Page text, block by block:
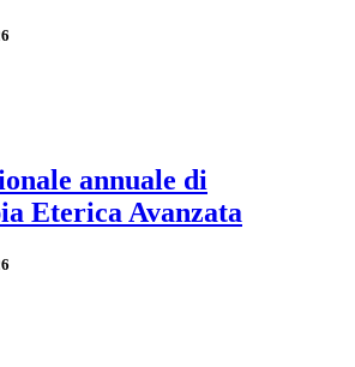
annuale di
Eterica Avanzata